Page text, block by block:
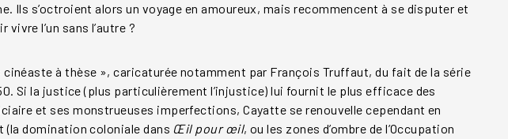
Ils s’octroient alors un voyage en amoureux, mais recommencent à se disputer et
l’un sans l’autre ?
cinéaste à thèse », caricaturée notamment par François Truffaut, du fait de la série
Si la justice (plus particulièrement l’injustice) lui fournit le plus efficace des
et ses monstrueuses imperfections, Cayatte se renouvelle cependant en
domination coloniale dans Œil pour œil, ou les zones d’ombre de l’Occupation